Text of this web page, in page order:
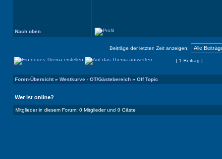
Nach oben
Beiträge der letzten Zeit anzeigen:
Seite [ 1 Beitrag ]
Foren-Übersicht» Westkurve - OT/Gästebereich » Off Topic
Wer ist online?
Mitglieder in diesem Forum: 0 Mitglieder und 0 Gäste